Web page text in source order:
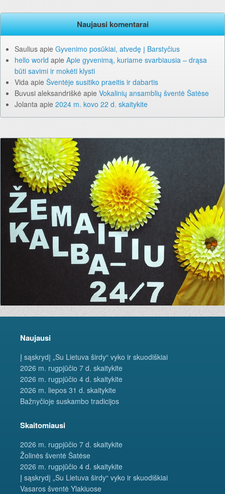
Naujausi komentarai
Saulius apie Gyvenimo posūkiai, atvedę į Barstyčius
hello world apie Apie gyvenimą, kuriame svarbiausia – drąsa
būti savimi ir mokėti klysti
Vida apie Šventėje susitiko praeitis ir dabartis
Buvusi aleksandriškė apie Vokalinių ansamblių šventė Šatėse
Jolanta apie 2024 m. kovo 22 d. skaitykite
Naujausi
Į sąskrydį „Su Lietuva širdy“ vyko ir skuodiškiai
2026 m. rugpjūčio 7 d. skaitykite
2026 m. rugpjūčio 4 d. skaitykite
2026 m. liepos 31 d. skaitykite
Bažnyčioje suskambo tradicijos
Skaitomiausi
2026 m. rugpjūčio 7 d. skaitykite
Žolinės šventė Šatėse
2026 m. rugpjūčio 4 d. skaitykite
Į sąskrydį „Su Lietuva širdy“ vyko ir skuodiškiai
Vasaros šventė Ylakiuose